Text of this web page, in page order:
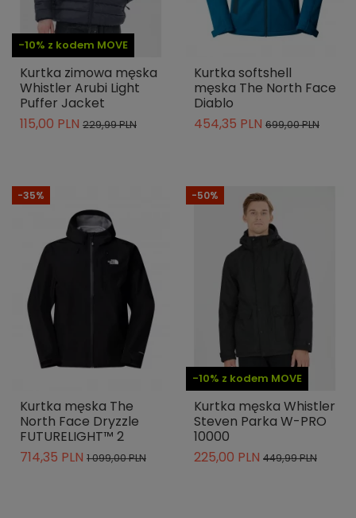
-10% z kodem MOVE
Kurtka zimowa męska
Whistler Arubi Light
Puffer Jacket
115,00 PLN 229,99 PLN
Kurtka softshell
męska The North Face
Diablo
454,35 PLN 699,00 PLN
-35%
Kurtka męska The
North Face Dryzzle
FUTURELIGHT™ 2
714,35 PLN 1 099,00 PLN
-10% z kodem MOVE
-50%
Kurtka męska Whistler
Steven Parka W-PRO
10000
225,00 PLN 449,99 PLN